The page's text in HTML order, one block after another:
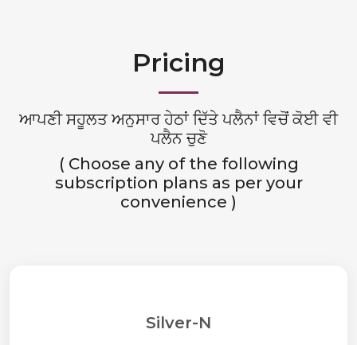
Pricing
ਆਪਣੀ ਸਹੂਲਤ ਅਨੁਸਾਰ ਹੇਠਾਂ ਦਿੱਤੇ ਪਲੈਨਾਂ ਵਿਚੋਂ ਕੋਈ ਵੀ
ਪਲੈਨ ਚੁਣੋ
( Choose any of the following
subscription plans as per your
convenience )
Silver-N